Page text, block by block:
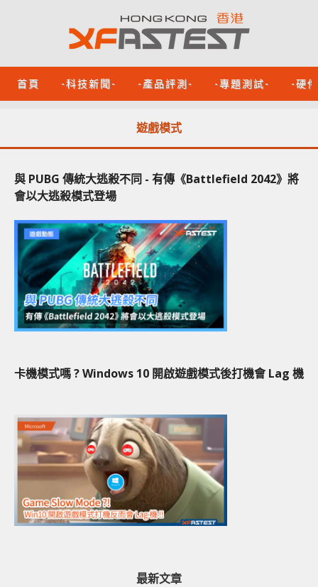
首頁 -科技新聞- -產品評測- -專題測試- -硬
遊戲模式
與 PUBG 傳統大逃殺不同 - 有傳《Battlefield 2042》將
會以大逃殺模式登場
卡機模式嗎 ? Windows 10 開啟遊戲模式後打機會 Lag 機
最新文章